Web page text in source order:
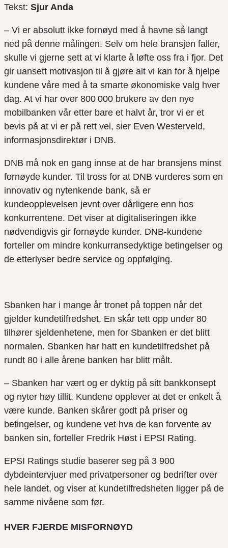
Tekst: Sjur Anda
– Vi er absolutt ikke fornøyd med å havne så langt
ned på denne målingen. Selv om hele bransjen faller,
skulle vi gjerne sett at vi klarte å løfte oss fra i fjor. Det
gir uansett motivasjon til å gjøre alt vi kan for å hjelpe
kundene våre med å ta smarte økonomiske valg hver
dag. At vi har over 800 000 brukere av den nye
mobilbanken vår etter bare et halvt år, tror vi er et
bevis på at vi er på rett vei, sier Even Westerveld,
informasjonsdirektør i DNB.
DNB må nok en gang innse at de har bransjens minst
fornøyde kunder. Til tross for at DNB vurderes som en
innovativ og nytenkende bank, så er
kundeopplevelsen jevnt over dårligere enn hos
konkurrentene. Det viser at digitaliseringen ikke
nødvendigvis gir fornøyde kunder. DNB-kundene
forteller om mindre konkurransedyktige betingelser og
de etterlyser bedre service og oppfølging.
Sbanken har i mange år tronet på toppen når det
gjelder kundetilfredshet. En skår tett opp under 80
tilhører sjeldenhetene, men for Sbanken er det blitt
normalen. Sbanken har hatt en kundetilfredshet på
rundt 80 i alle årene banken har blitt målt.
– Sbanken har vært og er dyktig på sitt bankkonsept
og nyter høy tillit. Kundene opplever at det er enkelt å
være kunde. Banken skårer godt på priser og
betingelser, og kundene vet hva de kan forvente av
banken sin, forteller Fredrik Høst i EPSI Rating.
EPSI Ratings studie baserer seg på 3 900
dybdeintervjuer med privatpersoner og bedrifter over
hele landet, og viser at kundetilfredsheten ligger på de
samme nivåene som før.
HVER FJERDE MISFORNØYD